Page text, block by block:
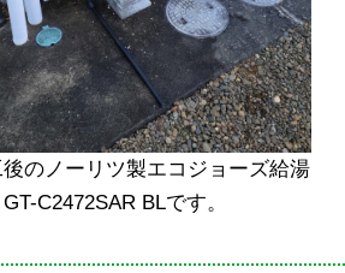
のノーリツ製エコジョーズ給湯
C2472SAR BLです。